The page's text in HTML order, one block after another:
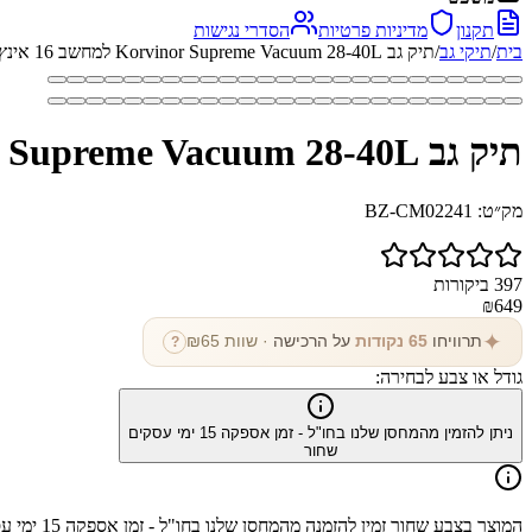
תקנון
מדיניות פרטיות
הסדרי נגישות
בית/תיקי גב/תיק גב Korvinor Supreme Vacuum 28-40L למחשב 16 אינץ' מתרחב
תיק גב Korvinor Supreme Vacuum 28-40L למחשב 16 אינץ' מתרחב
מק״ט: BZ-CM02241
397 ביקורות
₪649
✦ תרוויחו 65 נקודות על הרכישה · שוות ₪ 65
?
גודל או צבע לבחירה:
ניתן להזמין מהמחסן שלנו בחו"ל - זמן אספקה 15 ימי עסקים
שחור
המוצר בצבע שחור זמין להזמנה מהמחסן שלנו בחו"ל - זמן אספקה 15 ימי